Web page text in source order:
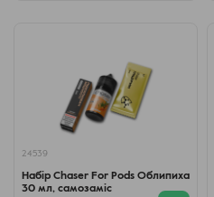
24539
Набір Chaser For Pods Облипиха
30 мл, самозаміс